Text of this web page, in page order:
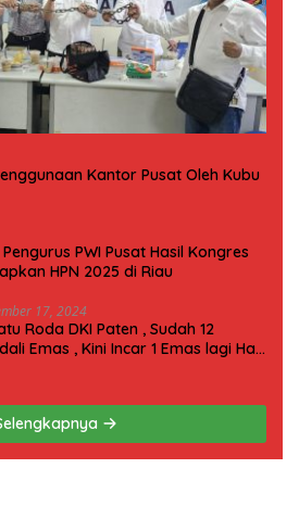
Kantor Pusat Oleh Kubu
PWI Pusat Hasil Kongres
HPN 2025 di Riau
17, 2024
Roda DKI Paten , Sudah 12
Emas , Kini Incar 1 Emas lagi Hari